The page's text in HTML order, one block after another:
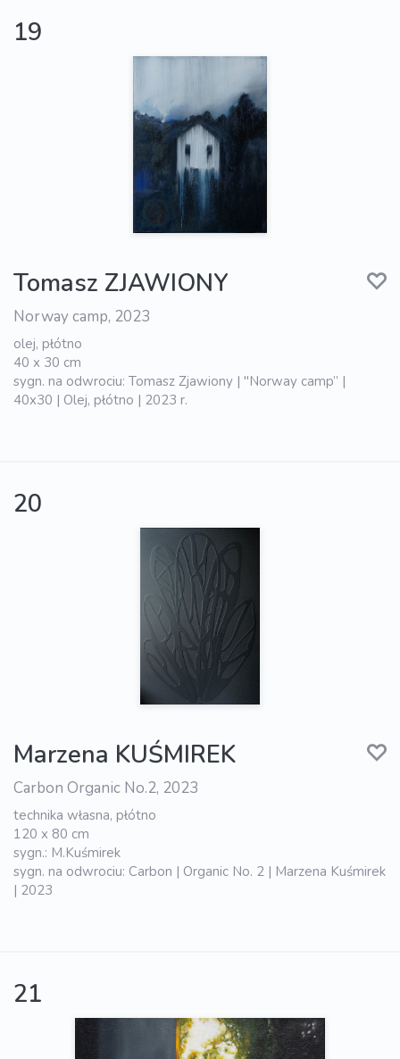
19
Tomasz ZJAWIONY
Norway camp, 2023
olej, płótno
40 x 30 cm
sygn. na odwrociu: Tomasz Zjawiony | "Norway camp” |
40x30 | Olej, płótno | 2023 r.
20
Marzena KUŚMIREK
Carbon Organic No.2, 2023
technika własna, płótno
120 x 80 cm
sygn.: M.Kuśmirek
sygn. na odwrociu: Carbon | Organic No. 2 | Marzena Kuśmirek
| 2023
21